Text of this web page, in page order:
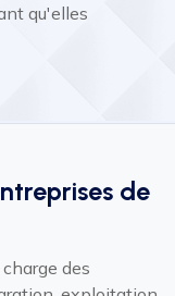
qu'elles
de
des